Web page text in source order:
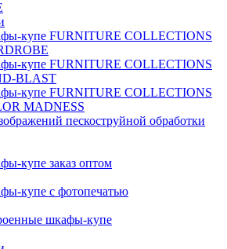
купе FURNITURE COLLECTIONS
купе FURNITURE COLLECTIONS
BLAST
купе FURNITURE COLLECTIONS
MADNESS
пескоструйной обработки
купе заказ оптом
купе с фотопечатью
шкафы-купе